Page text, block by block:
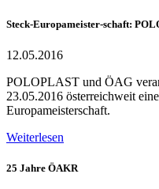
Steck-Europameister-schaft:
12.05.2016
POLOPLAST und ÖAG
23.05.2016 österreichweit
Europameisterschaft.
Weiterlesen
25 Jahre ÖAKR